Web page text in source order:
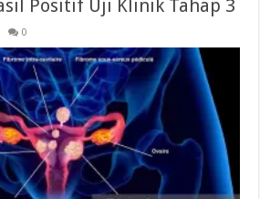
Positif Uji Klinik Tahap 3
0